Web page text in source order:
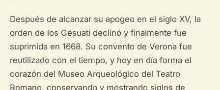
Después de alcanzar su apogeo en el siglo XV, la
orden de los Gesuati declinó y finalmente fue
suprimida en 1668. Su convento de Verona fue
reutilizado con el tiempo, y hoy en día forma el
corazón del Museo Arqueológico del Teatro
Romano, conservando y mostrando siglos de